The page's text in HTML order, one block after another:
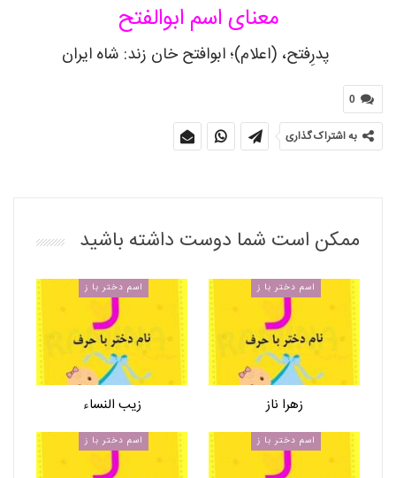
معنای اسم ابوالفتح
پدرِفتح، (اعلام)؛ ابوافتح خان زند: شاه ایران
0
به اشتراک گذاری
ممکن است شما دوست داشته باشید
اسم دختر با ز
زهرا ناز
اسم دختر با ز
زیب النساء
اسم دختر با ز اسم دختر با ز